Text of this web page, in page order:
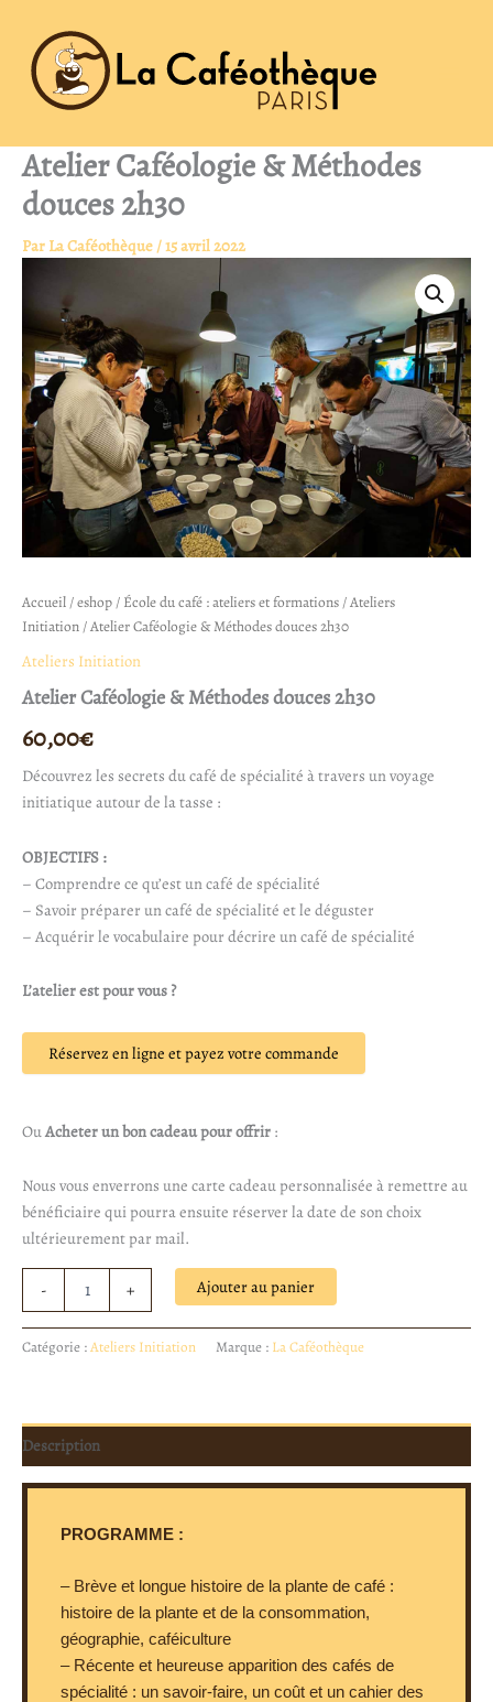
contenu
Atelier Caféologie & Méthodes
douces 2h30
Par La Caféothèque/15 avril 2022
Accueil /eshop / École du café : ateliers et formations /Ateliers
Initiation / Atelier Caféologie & Méthodes douces 2h30
Ateliers Initiation
Atelier Caféologie & Méthodes douces 2h30
60,00€
Découvrez les secrets du café de spécialité à travers un voyage
initiatique autour de la tasse :
OBJECTIFS :
– Comprendre ce qu’est un café de spécialité
– Savoir préparer un café de spécialité et le déguster
– Acquérir le vocabulaire pour décrire un café de spécialité
L’atelier est pour vous ?
Réservez en ligne et payez votre commande
OuAcheter un bon cadeau pour offrir :
Nous vous enverrons une carte cadeau personnalisée à remettre au
bénéficiaire qui pourra ensuite réserver la date de son choix
ultérieurement par mail.
-
Atelier
Caféologie
&
Méthodes
douces
2h30
+ Ajouter au panier
Catégorie :Ateliers Initiation Marque : La Caféothèque
Description
PROGRAMME :
– Brève et longue histoire de la plante de café :
histoire de la plante et de la consommation,
géographie, caféiculture
– Récente et heureuse apparition des cafés de
spécialité : un savoir-faire, un coût et un cahier des
Méthodes
douces
2h30